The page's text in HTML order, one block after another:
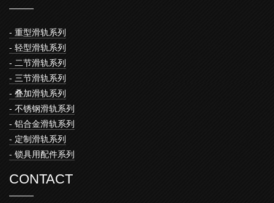
- 重型滑轨系列
- 轻型滑轨系列
- 二节滑轨系列
- 三节滑轨系列
- 叠加滑轨系列
- 不锈钢滑轨系列
- 铝合金滑轨系列
- 定制滑轨系列
- 锁具用配件系列
CONTACT